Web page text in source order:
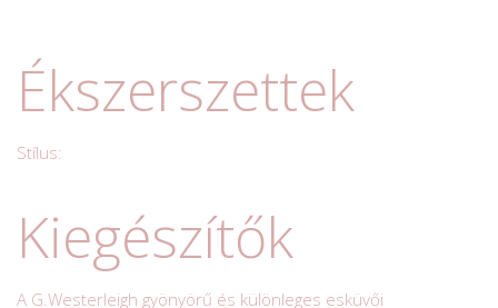
Ékszerszettek
Stílus:
Kiegészítők
A G.Westerleigh gyönyörű és különleges esküvői